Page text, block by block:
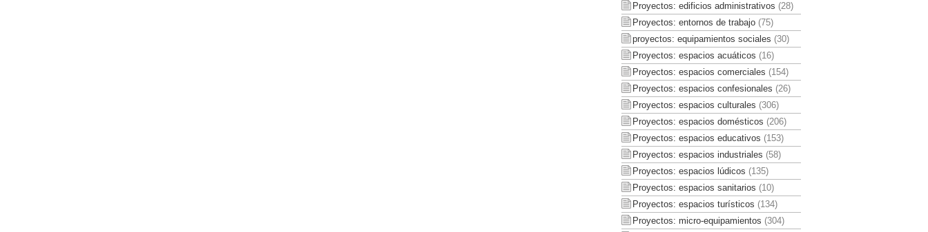
Proyectos: edificios administrativos (28)
Proyectos: entornos de trabajo(75)
proyectos: equipamientos sociales (30)
Proyectos: espacios acuáticos (16)
Proyectos: espacios comerciales (154)
Proyectos: espacios confesionales (26)
Proyectos: espacios culturales (306)
Proyectos: espacios domésticos (206)
Proyectos: espacios educativos (153)
Proyectos: espacios industriales (58)
Proyectos: espacios lúdicos (135)
Proyectos: espacios sanitarios (10)
Proyectos: espacios turísticos (134)
Proyectos: micro-equipamientos (304)